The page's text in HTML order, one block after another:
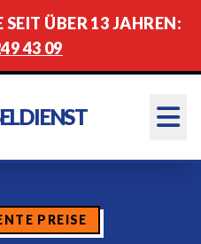
SEIT ÜBER 13 JAHREN:
43 09
PREISE